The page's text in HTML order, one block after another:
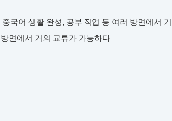
국어 생활 완성, 공부 직업 등 여러 방면에서 기
면에서 거의 교류가 가능하다